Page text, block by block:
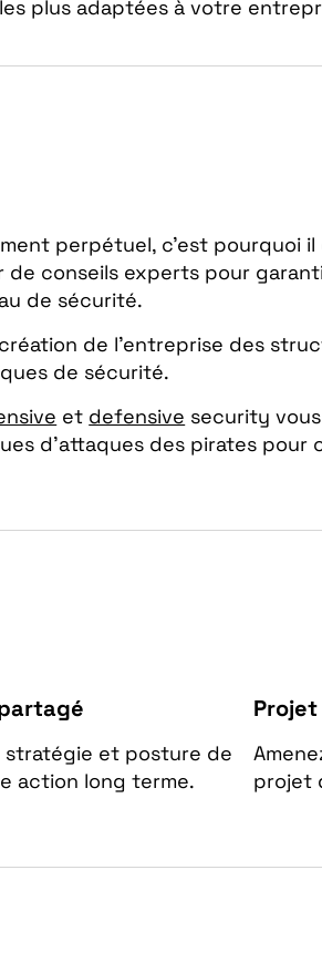
plus adaptées à votre
perpétuel, c’est pourquoi il
de conseils experts pour
de sécurité.
de l’entreprise des
de sécurité.
et defensive security
d’attaques des pirates pour
stratégie et posture de
action long terme.
Projet
projet